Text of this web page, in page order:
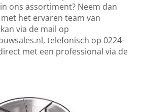
ons assortiment? Neem dan
het ervaren team van
via de mail op
, telefonisch op 0224-
met een professional via de